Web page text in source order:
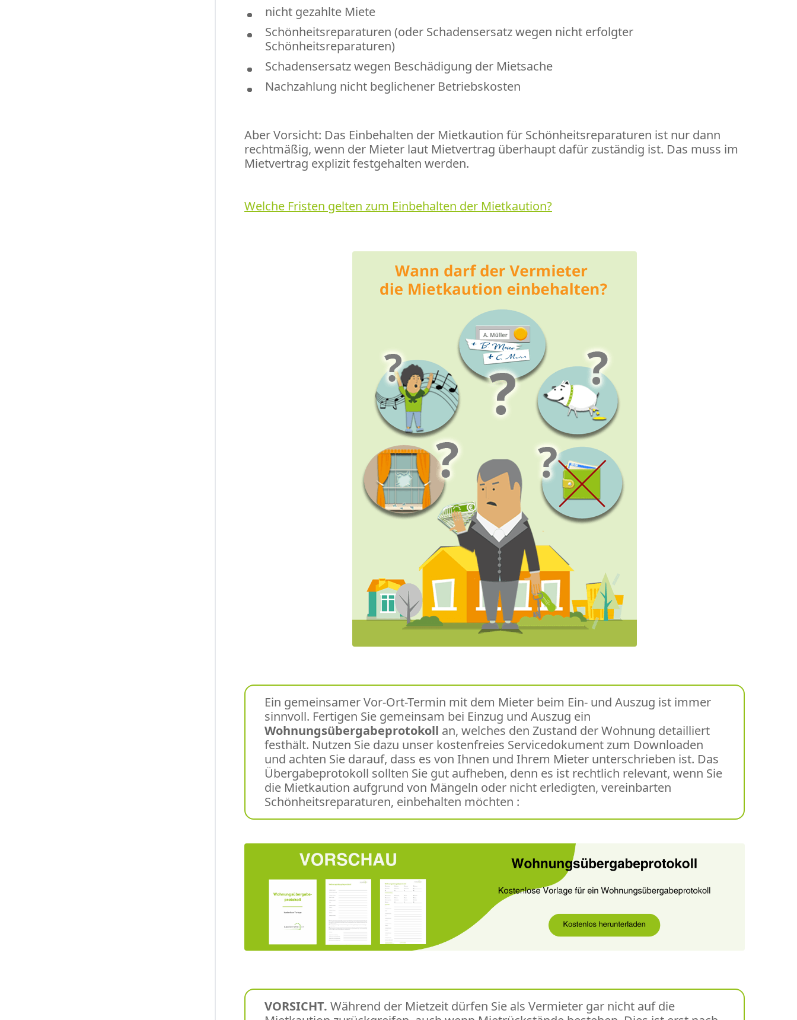
nicht gezahlte Miete
Schönheitsreparaturen (oder Schadensersatz wegen nicht erfolgter
Schönheitsreparaturen)
Schadensersatz wegen Beschädigung der Mietsache
Nachzahlung nicht beglichener Betriebskosten
Aber Vorsicht: Das Einbehalten der Mietkaution für Schönheitsreparaturen ist nur dann
rechtmäßig, wenn der Mieter laut Mietvertrag überhaupt dafür zuständig ist. Das muss im
Mietvertrag explizit festgehalten werden.
Welche Fristen gelten zum Einbehalten der Mietkaution?
Ein gemeinsamer Vor-Ort-Termin mit dem Mieter beim Ein- und Auszug ist immer
sinnvoll. Fertigen Sie gemeinsam bei Einzug und Auszug ein
Wohnungsübergabeprotokoll an, welches den Zustand der Wohnung detailliert
festhält. Nutzen Sie dazu unser kostenfreies Servicedokument zum Downloaden
und achten Sie darauf, dass es von Ihnen und Ihrem Mieter unterschrieben ist. Das
Übergabeprotokoll sollten Sie gut aufheben, denn es ist rechtlich relevant, wenn Sie
die Mietkaution aufgrund von Mängeln oder nicht erledigten, vereinbarten
Schönheitsreparaturen, einbehalten möchten :
VORSICHT. Während der Mietzeit dürfen Sie als Vermieter gar nicht auf die